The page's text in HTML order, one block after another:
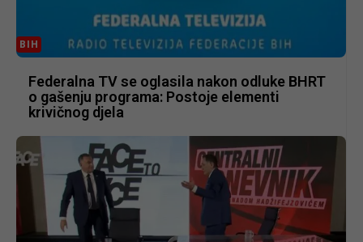
BIH
Federalna TV se oglasila nakon odluke BHRT
o gašenju programa: Postoje elementi
krivičnog djela